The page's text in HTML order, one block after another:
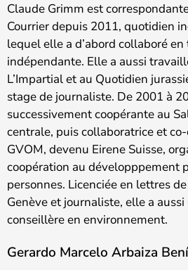
Claude Grimm est
Courrier depuis 2011, quotidien
lequel elle a d’abord collaboré
indépendante. Elle a aussi
L’Impartial et au Quotidien
stage de journaliste. De 2001 à
successivement coopérante au
centrale, puis collaboratrice et
GVOM, devenu Eirene Suisse,
coopération au développpement
personnes. Licenciée en lettres
Genève et journaliste, elle a
conseillère en environnement.
Gerardo Marcelo Arbaiza